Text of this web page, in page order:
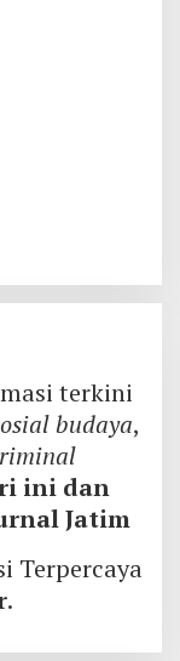
terkini
budaya,
ini dan
Jatim
Terpercaya
.